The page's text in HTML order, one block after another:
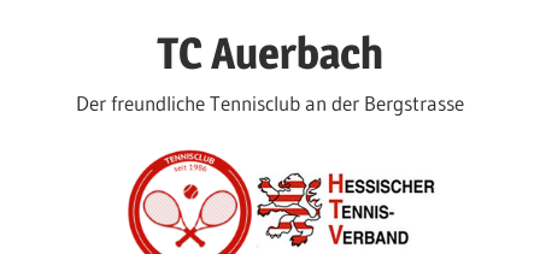
TC Auerbach
Der freundliche Tennisclub an der Bergstrasse